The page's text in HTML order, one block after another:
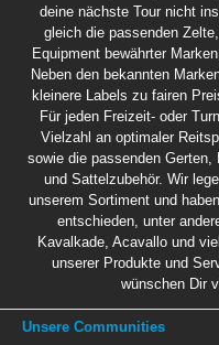
deine nächste Tour nicht
gleich die passenden
Equipment bewährter
Neben den bekannten
kleinere Labels zu fairen
Für jeden Freizeit- oder
Vielzahl an optimaler
sowie die passenden
und Sattelzubehör. Wir
unserem Sortiment und
entschieden, unter
Kavalkade, Acavallo und
unserer Produkte und
wünschen Dir
Unsere Communities